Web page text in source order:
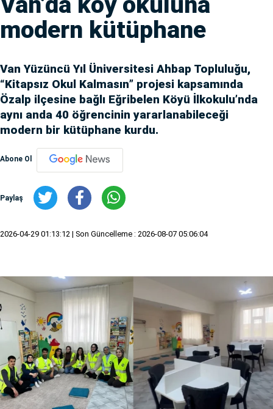
modern kütüphane
Van Yüzüncü Yıl Üniversitesi Ahbap Topluluğu,
“Kitapsız Okul Kalmasın” projesi kapsamında
Özalp ilçesine bağlı Eğribelen Köyü İlkokulu’nda
aynı anda 40 öğrencinin yararlanabileceği
modern bir kütüphane kurdu.
Abone Ol
Paylaş
2026-04-29 01:13:12 | Son Güncelleme : 2026-08-07 05:06:04